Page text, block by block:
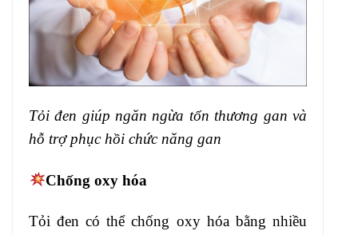
Tỏi đen giúp ngăn ngừa tổn thương gan và
hỗ trợ phục hồi chức năng gan
Chống oxy hóa
Tỏi đen có thể chống oxy hóa bằng nhiều